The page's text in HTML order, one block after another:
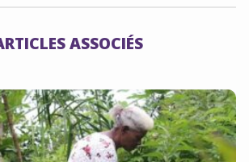
ASSOCIÉS